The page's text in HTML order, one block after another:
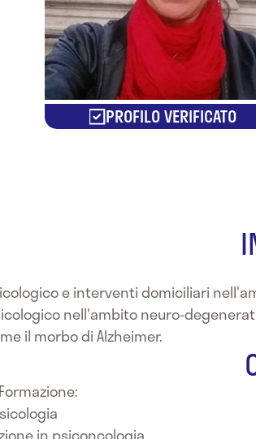
PROFILO VERIFICATO
e interventi domiciliari
nell'ambito neuro-
il morbo di Alzheimer.